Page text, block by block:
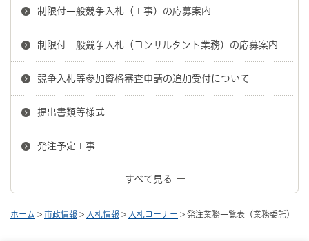
制限付一般競争入札（工事）の応募案内
制限付一般競争入札（コンサルタント業務）の応募案内
競争入札等参加資格審査申請の追加受付について
提出書類等様式
発注予定工事
すべて見る
ホーム > 市政情報 > 入札情報 > 入札コーナー > 発注業務一覧表（業務委託）